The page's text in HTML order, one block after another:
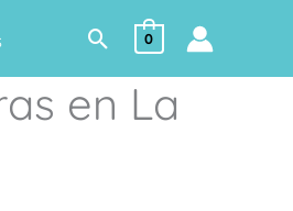
Buscar
0
en La